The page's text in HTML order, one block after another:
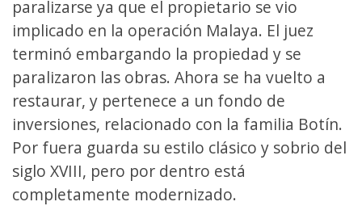
paralizarse ya que el propietario se vio
implicado en la operación Malaya. El juez
terminó embargando la propiedad y se
paralizaron las obras. Ahora se ha vuelto a
restaurar, y pertenece a un fondo de
inversiones, relacionado con la familia Botín.
Por fuera guarda su estilo clásico y sobrio del
siglo XVIII, pero por dentro está
completamente modernizado.